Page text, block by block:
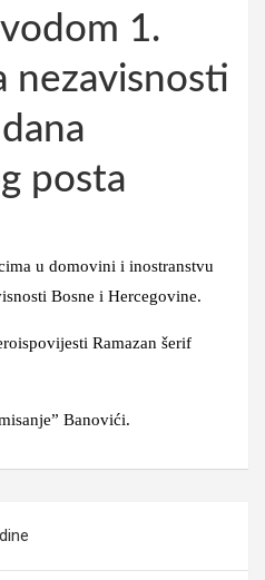
1.
nezavisnosti
posta
u domovini i inostranstvu
Bosne i Hercegovine.
Ramazan šerif
Banovići.